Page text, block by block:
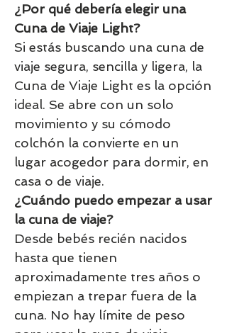
¿Por qué debería elegir una
Cuna de Viaje Light?
Si estás buscando una cuna de
viaje segura, sencilla y ligera, la
Cuna de Viaje Light es la opción
ideal. Se abre con un solo
movimiento y su cómodo
colchón la convierte en un
lugar acogedor para dormir, en
casa o de viaje.
¿Cuándo puedo empezar a usar
la cuna de viaje?
Desde bebés recién nacidos
hasta que tienen
aproximadamente tres años o
empiezan a trepar fuera de la
cuna. No hay límite de peso